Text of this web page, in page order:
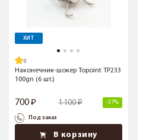
ХИТ
Наконечник-шокер Topoint TP233
100gn (6 шт.)
700 1 100 -37%
Под заказ
В корзину